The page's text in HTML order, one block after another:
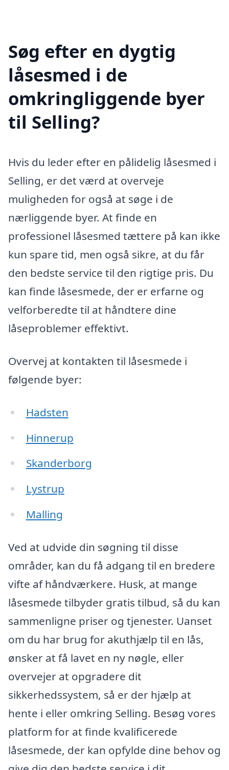
Søg efter en dygtig
låsesmed i de
omkringliggende byer
til Selling?
Hvis du leder efter en pålidelig låsesmed i
Selling, er det værd at overveje
muligheden for også at søge i de
nærliggende byer. At finde en
professionel låsesmed tættere på kan ikke
kun spare tid, men også sikre, at du får
den bedste service til den rigtige pris. Du
kan finde låsesmede, der er erfarne og
velforberedte til at håndtere dine
låseproblemer effektivt.
Overvej at kontakten til låsesmede i
følgende byer:
Hadsten
Hinnerup
Skanderborg
Lystrup
Malling
Ved at udvide din søgning til disse
områder, kan du få adgang til en bredere
vifte af håndværkere. Husk, at mange
låsesmede tilbyder gratis tilbud, så du kan
sammenligne priser og tjenester. Uanset
om du har brug for akuthjælp til en lås,
ønsker at få lavet en ny nøgle, eller
overvejer at opgradere dit
sikkerhedssystem, så er der hjælp at
hente i eller omkring Selling. Besøg vores
platform for at finde kvalificerede
låsesmede, der kan opfylde dine behov og